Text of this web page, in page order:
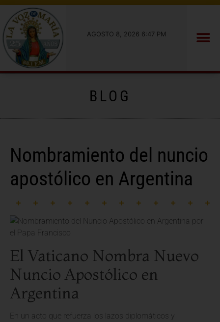
AGOSTO 8, 2026 6:47 PM
BLOG
Nombramiento del nuncio
apostólico en Argentina
El Vaticano Nombra Nuevo
Nuncio Apostólico en
Argentina
En un acto que refuerza los lazos diplomáticos y